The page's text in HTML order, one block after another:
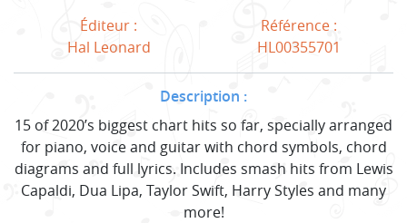
Éditeur :
Hal Leonard
Référence :
HL00355701
Description :
15 of 2020’s biggest chart hits so far, specially arranged
for piano, voice and guitar with chord symbols, chord
diagrams and full lyrics. Includes smash hits from Lewis
Capaldi, Dua Lipa, Taylor Swift, Harry Styles and many
more!